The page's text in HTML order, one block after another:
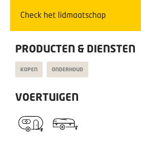
Check het lidmaatschap
PRODUCTEN & DIENSTEN
KOPEN ONDERHOUD
VOERTUIGEN